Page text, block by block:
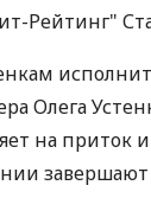
Рейтинг"
Олега
на приток